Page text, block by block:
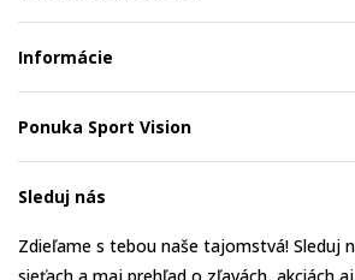
Informácie
Ponuka Sport Vision
Sleduj nás
Zdieľame s tebou naše tajomstvá! Sleduj